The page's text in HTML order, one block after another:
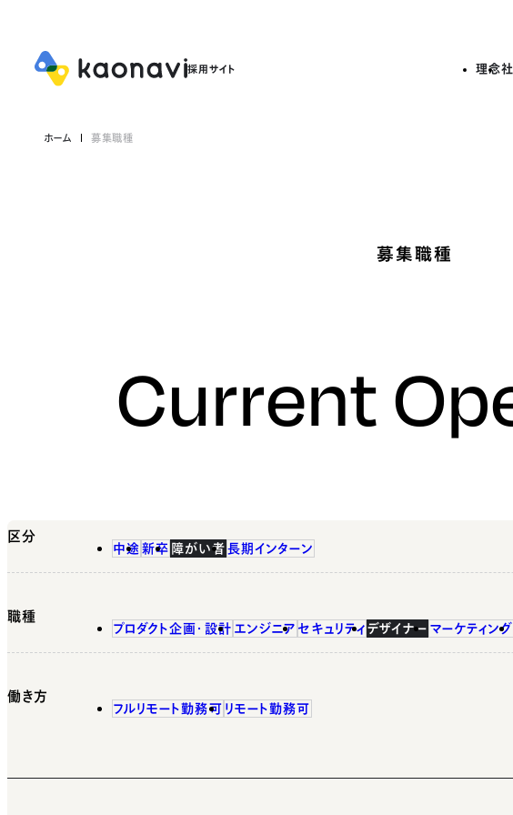
理念
ホーム 募集職種
募集職種
Current
区分
中途 新卒 障がい者 長期インターン
職種
プロダクト企画・設計 エンジニア セキュリティ デザイナー マーケティング
働き方
フルリモート勤務可 リモート勤務可